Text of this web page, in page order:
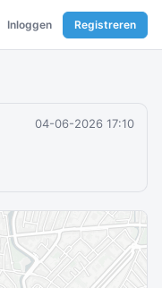
Inloggen Registreren
04-06-2026 17:10